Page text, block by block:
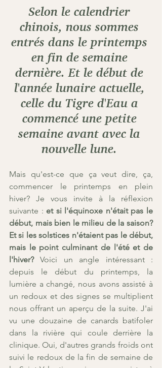
Selon le calendrier
chinois, nous sommes
entrés dans le printemps
en fin de semaine
dernière. Et le début de
l'année lunaire actuelle,
celle du Tigre d'Eau a
commencé une petite
semaine avant avec la
nouvelle lune.
Mais qu'est-ce que ça veut dire, ça,
commencer le printemps en plein
hiver? Je vous invite à la réflexion
suivante : et si l'équinoxe n'était pas le
début, mais bien le milieu de la saison?
Et si les solstices n'étaient pas le début,
mais le point culminant de l'été et de
l'hiver? Voici un angle intéressant :
depuis le début du printemps, la
lumière a changé, nous avons assisté à
un redoux et des signes se multiplient
nous offrant un aperçu de la suite. J'ai
vu une douzaine de canards batifoler
dans la rivière qui coule derrière la
clinique. Oui, d'autres grands froids ont
suivi le redoux de la fin de semaine de